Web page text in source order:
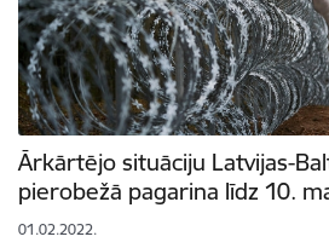
Ārkārtējo situāciju Latvijas-
pierobežā pagarina līdz 10.
01.02.2022.